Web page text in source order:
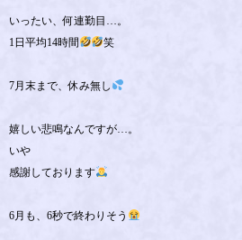
いったい、何連勤目…。
1日平均14時間
笑
7月末まで、休み無し
嬉しい悲鳴なんですが…。
いや
感謝しております
6月も、6秒で終わりそう